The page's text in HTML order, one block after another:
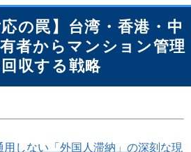
応の罠】台湾・香港・中
者からマンション管理
収する戦略
用しない「外国人滞納」の深刻な現